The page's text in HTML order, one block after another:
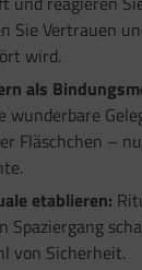
Sie Vertrauen
wird.
als
wunderbare
Fläschchen –
etablieren:
Spaziergang
von Sicherheit.